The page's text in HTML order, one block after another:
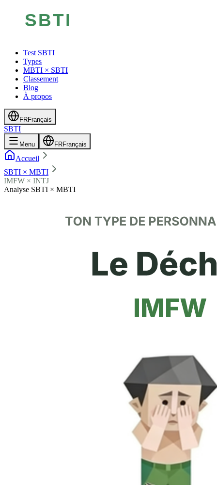
Test SBTI
Types
MBTI × SBTI
Classement
Blog
À propos
FRFrançais
SBTI
Menu FRFrançais
Accueil
SBTI × MBTI
IMFW × INTJ
Analyse SBTI × MBTI